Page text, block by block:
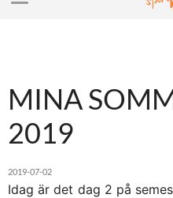
MINA
2019
2019-07-02
Idag är det dag 2 på